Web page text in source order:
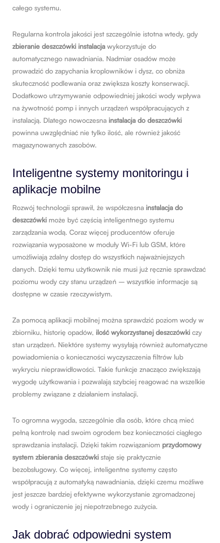
całego systemu.
Regularna kontrola jakości jest szczególnie istotna wtedy, gdy
zbieranie deszczówki instalacja wykorzystuje do
automatycznego nawadniania. Nadmiar osadów może
prowadzić do zapychania kroplowników i dysz, co obniża
skuteczność podlewania oraz zwiększa koszty konserwacji.
Dodatkowo utrzymywanie odpowiedniej jakości wody wpływa
na żywotność pomp i innych urządzeń współpracujących z
instalacją. Dlatego nowoczesna instalacja do deszczówki
powinna uwzględniać nie tylko ilość, ale również jakość
magazynowanych zasobów.
Inteligentne systemy monitoringu i
aplikacje mobilne
Rozwój technologii sprawił, że współczesna instalacja do
deszczówki może być częścią inteligentnego systemu
zarządzania wodą. Coraz więcej producentów oferuje
rozwiązania wyposażone w moduły Wi-Fi lub GSM, które
umożliwiają zdalny dostęp do wszystkich najważniejszych
danych. Dzięki temu użytkownik nie musi już ręcznie sprawdzać
poziomu wody czy stanu urządzeń – wszystkie informacje są
dostępne w czasie rzeczywistym.
Za pomocą aplikacji mobilnej można sprawdzić poziom wody w
zbiorniku, historię opadów, ilość wykorzystanej deszczówki czy
stan urządzeń. Niektóre systemy wysyłają również automatyczne
powiadomienia o konieczności wyczyszczenia filtrów lub
wykryciu nieprawidłowości. Takie funkcje znacząco zwiększają
wygodę użytkowania i pozwalają szybciej reagować na wszelkie
problemy związane z działaniem instalacji.
To ogromna wygoda, szczególnie dla osób, które chcą mieć
pełną kontrolę nad swoim ogrodem bez konieczności ciągłego
sprawdzania instalacji. Dzięki takim rozwiązaniom przydomowy
system zbierania deszczówki staje się praktycznie
bezobsługowy. Co więcej, inteligentne systemy często
współpracują z automatyką nawadniania, dzięki czemu możliwe
jest jeszcze bardziej efektywne wykorzystanie zgromadzonej
wody i ograniczenie jej niepotrzebnego zużycia.
Jak dobrać odpowiedni system